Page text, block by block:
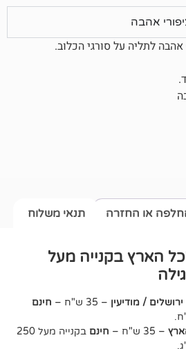
הכלוב.
תנאי משלוח
מעל
– 35 ש"ח –
חינם
חינם
בקנייה מעל 250